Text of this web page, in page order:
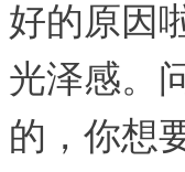
好的原因
光泽感。
的，你想